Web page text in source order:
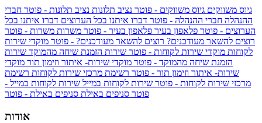
גיוס משווקים גיוס משווקים - פוטר נציב תלונות נציב תלונות - פוטר חברי
ההנהלה חברי ההנהלה - פוטר דברו איתנו בכל הערוצים דברו איתנו בכל
הערוצים - פוטר פלאפון בעיר פלאפון בעיר - פוטר משרות משרות - פוטר
רוצים להשאר מעודכנים? רוצים להשאר מעודכנים? - פוטר מוקדי שירות
לקוחות מוקדי שירות לקוחות - פוטר שירות הזמנת שיחה מהמוקד שירות
הזמנת שיחה מהמוקד - פוטר מוקדי שירות- איתור וזימון תור מוקדי
שירות- איתור וזימון תור - פוטר רשימת מרכזי שירות לקוחות רשימת
מרכזי שירות לקוחות - פוטר שירות לקוחות במייל שירות לקוחות במייל -
פוטר סניפים באילת סניפים באילת - פוטר
אודות